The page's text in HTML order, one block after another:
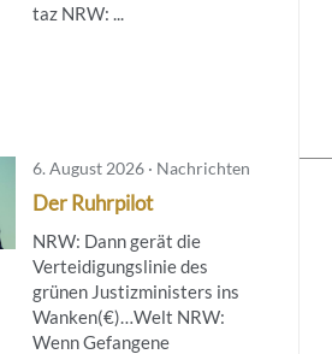
taz NRW: ...
6. August 2026 · Nachrichten
Der Ruhrpilot
NRW: Dann gerät die
Verteidigungslinie des
grünen Justizministers ins
Wanken(€)…Welt NRW:
Wenn Gefangene